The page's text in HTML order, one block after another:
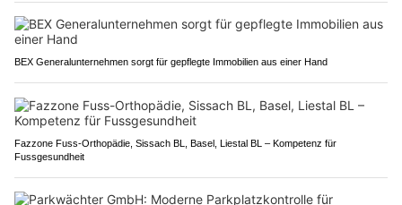
BEX Generalunternehmen sorgt für gepflegte Immobilien aus einer Hand
Fazzone Fuss-Orthopädie, Sissach BL, Basel, Liestal BL – Kompetenz für
Fussgesundheit